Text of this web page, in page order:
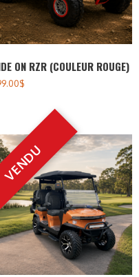
ON RZR (COULEUR ROUGE)
$